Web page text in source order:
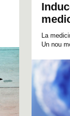
La
Un nou